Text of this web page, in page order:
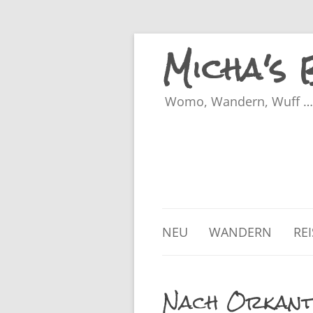
Micha's
Womo, Wandern, Wuff
NEU WANDERN
Nach